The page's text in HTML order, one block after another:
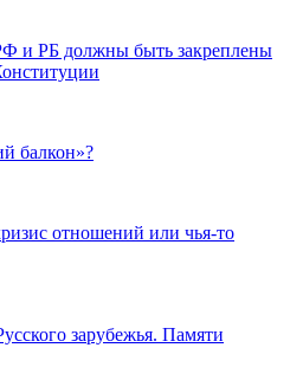
и РБ должны быть закреплены
балкон»?
отношений или чья-то
зарубежья. Памяти